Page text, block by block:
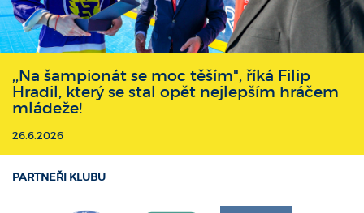
,,Na šampionát se moc těším", říká Filip
Hradil, který se stal opět nejlepším hráčem
mládeže!
26.6.2026
PARTNEŘI KLUBU